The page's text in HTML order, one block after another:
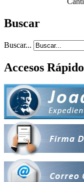
Buscar
Buscar...
Accesos